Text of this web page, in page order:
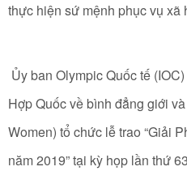
thực hiện sứ mệnh phục vụ xã
Ủy ban Olympic Quốc tế
Hợp Quốc về bình đẳng giới
Women) tổ chức lễ trao “Giải
năm 2019” tại kỳ họp lần thứ